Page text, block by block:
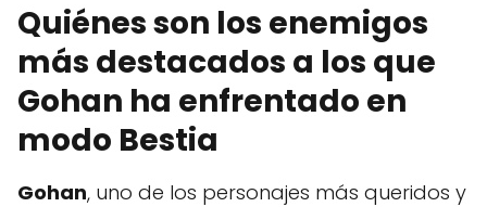
Quiénes son los enemigos
más destacados a los que
Gohan ha enfrentado en
modo Bestia
Gohan, uno de los personajes más queridos y